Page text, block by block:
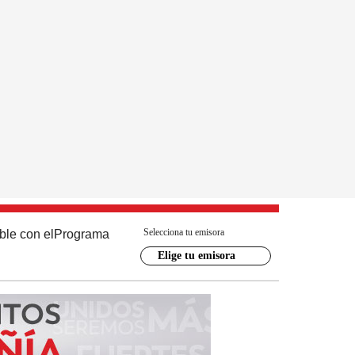
con el Programa Selecciona tu emisora
Elige tu emisora